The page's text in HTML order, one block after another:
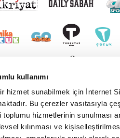
kullanımı
hizmet sunabilmek için İnternet
Bu çerezler vasıtasıyla
hizmetlerinin sunulması
kılınması ve